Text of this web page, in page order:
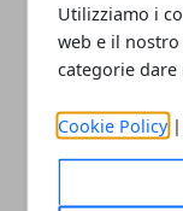
Utilizziamo i
web e il
categorie
Cookie Policy |
Come
essenziale